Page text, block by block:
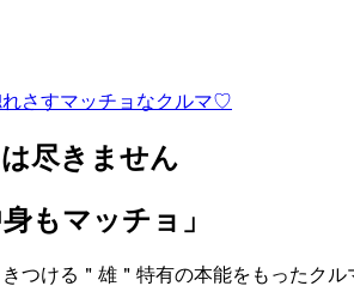
さすマッチョなクルマ♡
尽きません
もマッチョ」
つける＂雄＂特有の本能をもったク